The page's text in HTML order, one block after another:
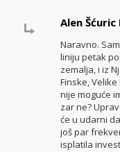
Alen
Naravno.
liniju petak
zemalja, i iz
Finske,
nije moguće
zar ne?
će u udarni
još par
isplatila